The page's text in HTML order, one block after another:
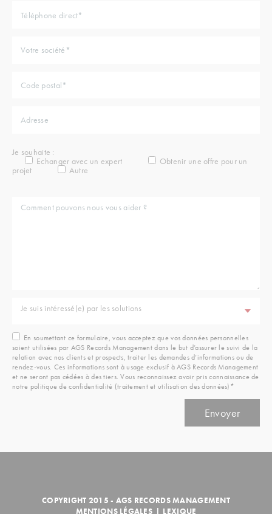
Je souhaite :
Echanger avec un expert
Obtenir une offre pour un
projet
Autre
Je suis intéressé(e) par les solutions
En soumettant ce formulaire, vous acceptez que vos données personnelles
soient utilisées par AGS Records Management dans le but d’assurer le suivi de la
relation avec nos clients et prospects, traiter les demandes d’informations ou de
rendez-vous. Ces informations sont à usage exclusif à AGS Records Management
et ne seront pas cédées à des tiers. Vous reconnaissez avoir pris connaissance de
notre politique de confidentialité (traitement et utilisation des données)*
COPYRIGHT 2015 - AGS RECORDS MANAGEMENT
MENTIONS LÉGALES | LEXIQUE